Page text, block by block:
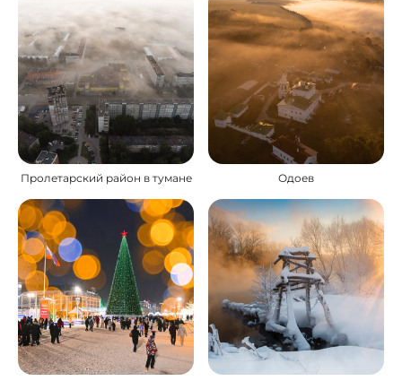
Пролетарский район в тумане Одоев